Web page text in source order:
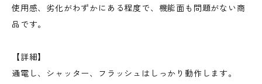
使用感、劣化がわずかにある程度で、機能面も問題がない商
品です。
【詳細】
通電し、シャッター、フラッシュはしっかり動作します。